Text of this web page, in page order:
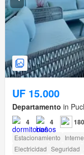
UF 15.000
Departamento in
4 4
Estacionamiento
Electricidad Seguridad